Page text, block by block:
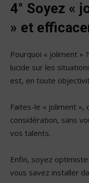
4° Soyez «
» et
Pourquoi « joliment »
lucide sur les
est, en toute
Faites-le « joliment »,
considération, sans
vos talents.
Enfin, soyez
vous savez installer